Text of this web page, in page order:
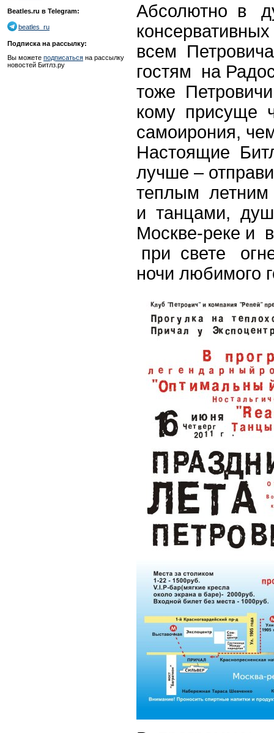
Beatles.ru в Telegram:
beatles_ru
Подписка на рассылку:
Вы можете подписаться на рассылку
новостей Битлз.ру
Абсолютно в
всем
гостям на
тоже
кому присуще
самоирония,
Настоящие
лучше –
теплым
и танцами,
Москве-реке и
при свете
ночи любимого